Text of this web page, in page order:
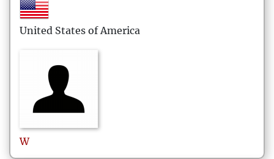
United States of America
W